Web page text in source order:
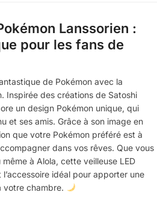
Lanssorien :
pour les fans de
de Pokémon avec la
Inspirée des créations de Satoshi
un design Pokémon unique, qui
et ses amis. Grâce à son image en
que votre Pokémon préféré est à
dans vos rêves. Que vous
à Alola, cette veilleuse LED
l’accessoire idéal pour apporter une
votre chambre.